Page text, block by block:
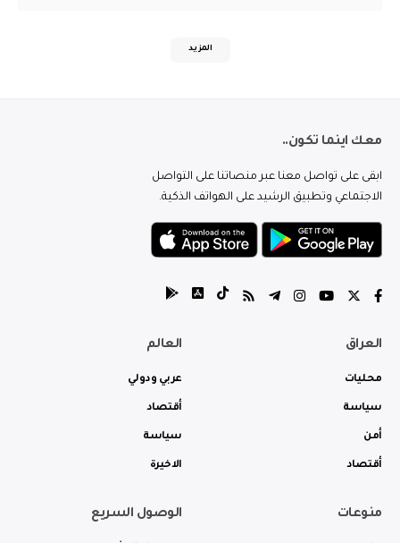
المزيد
معك اينما تكون..
ابقى على تواصل معنا عبر منصاتنا على التواصل
الاجتماعي وتطبيق الرشيد على الهواتف الذكية.
العراق
محليات
سياسة
أمن
أقتصاد
العالم
عربي ودولي
أقتصاد
سياسة
الاخيرة
منوعات الوصول السريع